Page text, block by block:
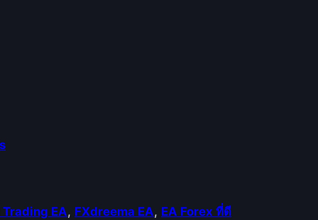
Trading EA, FXdreema EA, EA Forex ที่ดี